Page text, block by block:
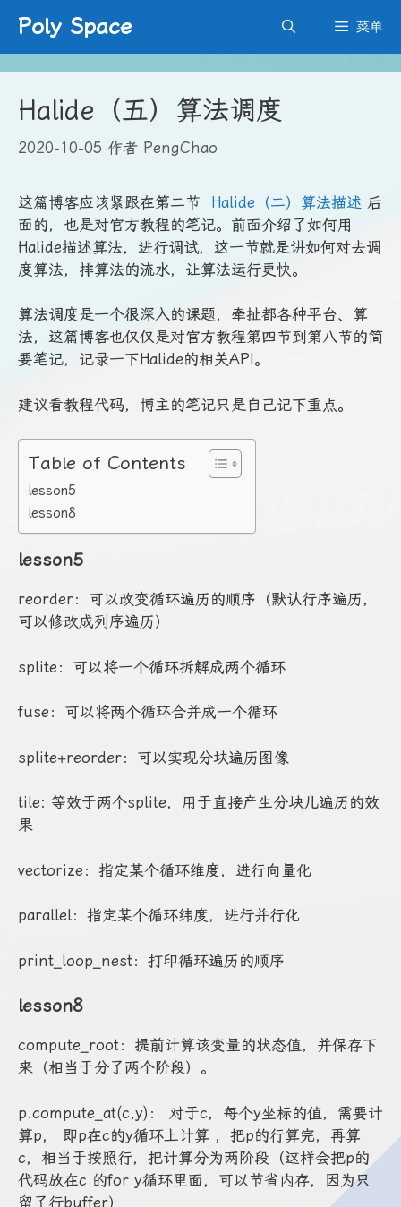
内
容
Poly Space 菜单
Halide（五）算法调度
2020-10-05 作者 PengChao
这篇博客应该紧跟在第二节 Halide（二）算法描述 后
面的，也是对官方教程的笔记。前面介绍了如何用
Halide描述算法，进行调试，这一节就是讲如何对去调
度算法，排算法的流水，让算法运行更快。
算法调度是一个很深入的课题，牵扯都各种平台、算
法，这篇博客也仅仅是对官方教程第四节到第八节的简
要笔记，记录一下Halide的相关API。
建议看教程代码，博主的笔记只是自己记下重点。
Table of Contents
lesson5
lesson8
lesson5
reorder：可以改变循环遍历的顺序（默认行序遍历，
可以修改成列序遍历）
splite：可以将一个循环拆解成两个循环
fuse：可以将两个循环合并成一个循环
splite+reorder：可以实现分块遍历图像
tile: 等效于两个splite，用于直接产生分块儿遍历的效
果
vectorize：指定某个循环维度，进行向量化
parallel：指定某个循环纬度，进行并行化
print_loop_nest：打印循环遍历的顺序
lesson8
compute_root：提前计算该变量的状态值，并保存下
来（相当于分了两个阶段）。
p.compute_at(c,y)： 对于c，每个y坐标的值，需要计
算p， 即p在c的y循环上计算 ，把p的行算完，再算
c，相当于按照行，把计算分为两阶段（这样会把p的
代码放在c 的for y循环里面，可以节省内存，因为只
留了行buffer）